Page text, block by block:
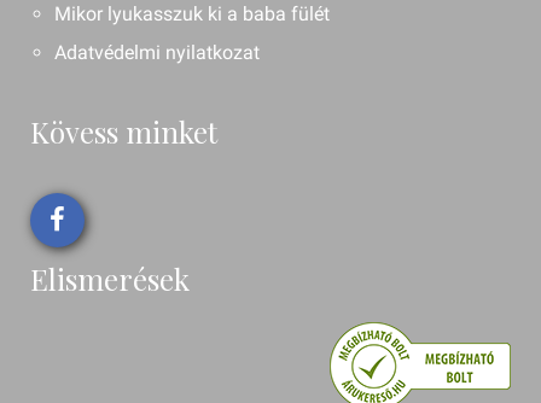
Mikor lyukasszuk ki a baba fülét
Adatvédelmi nyilatkozat
Kövess minket
Elismerések